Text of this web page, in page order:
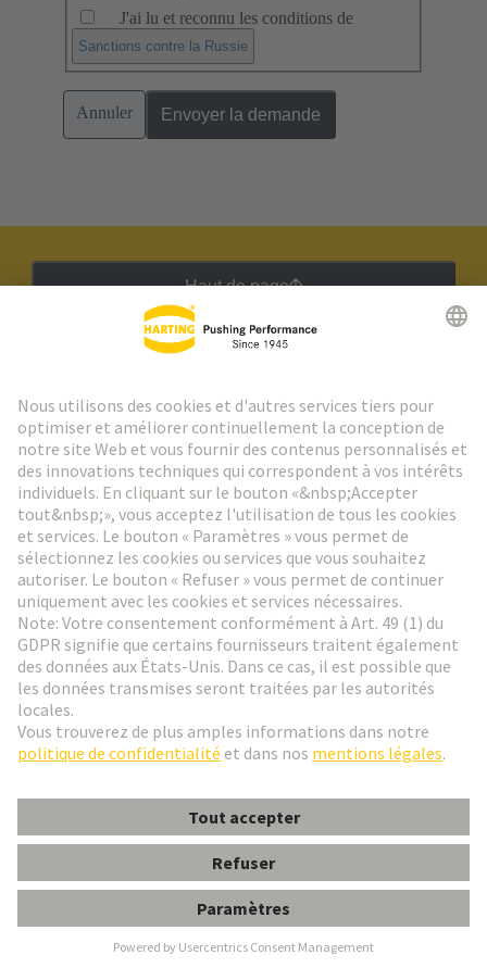
J'ai lu et reconnu les conditions de
Sanctions contre la Russie
Annuler Envoyer la demande
Haut de page
Aller à l'inscription
Social Media
France Français
© HARTING Technology Group
ContactPolitique de confidentialité
Conditions Générales de Vente